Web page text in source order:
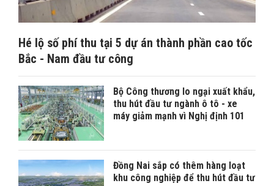
Hé lộ số phí thu tại 5 dự án thành phần cao tốc
Bắc - Nam đầu tư công
Bộ Công thương lo ngại xuất khẩu,
thu hút đầu tư ngành ô tô - xe
máy giảm mạnh vì Nghị định 101
Đồng Nai sắp có thêm hàng loạt
khu công nghiệp để thu hút đầu tư